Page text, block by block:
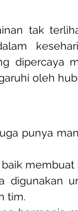
tak
dipercaya
oleh
punya
baik
digunakan
tim.